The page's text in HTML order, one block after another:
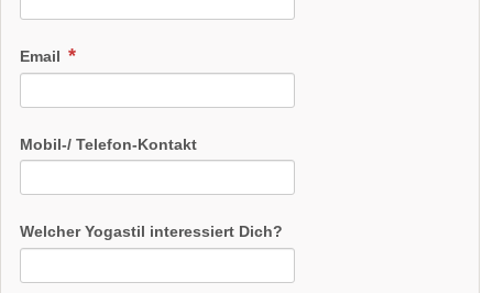
Email
Mobil-/ Telefon-Kontakt
Welcher Yogastil interessiert Dich?